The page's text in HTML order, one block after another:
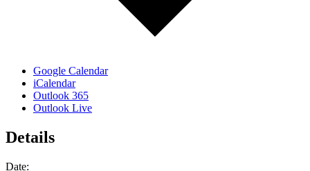
Google Calendar
iCalendar
Outlook 365
Outlook Live
Details
Date: